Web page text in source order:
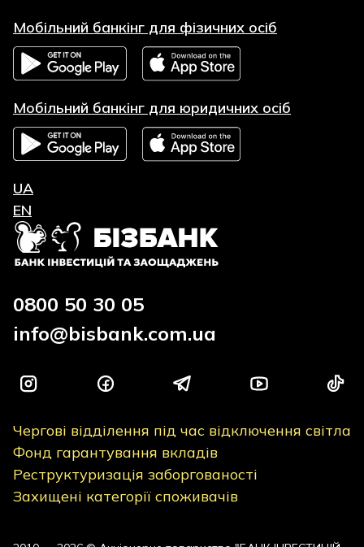
Мобільний банкінг для фізичних осіб
Мобільний банкінг для юридичних осіб
UA
EN
0800 50 30 05
info@bisbank.com.ua
Чергові відділення під час відключення світла
Фонд гарантування вкладів
Реструктуризація заборгованості
Захищені категорії споживачів